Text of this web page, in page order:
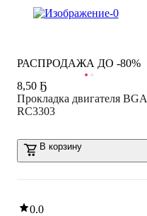
РАСПРОДАЖА ДО -80%
8,50 Ҕ
Прокладка двигателя BGA
RC3303
В корзину
0.0